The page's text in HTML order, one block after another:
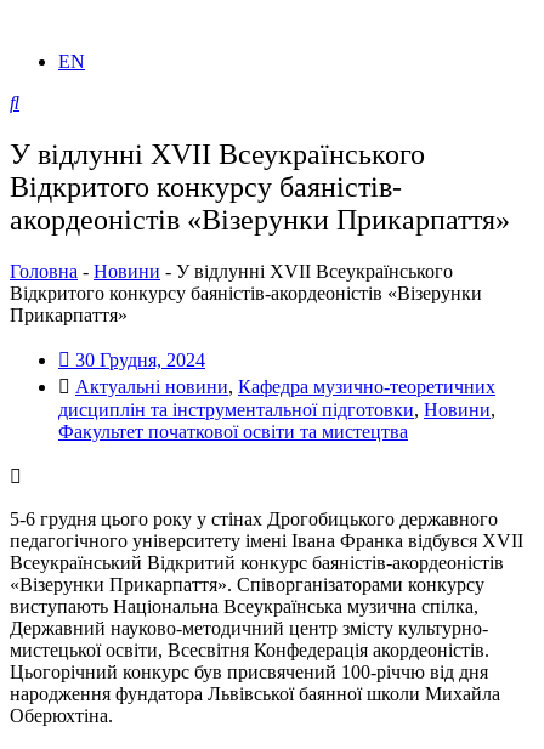
EN
У відлунні XVII Всеукраїнського
Відкритого конкурсу баяністів-
акордеоністів «Візерунки Прикарпаття»
Головна - Новини - У відлунні XVII Всеукраїнського
Відкритого конкурсу баяністів-акордеоністів «Візерунки
Прикарпаття»
30 Грудня, 2024
Актуальні новини, Кафедра музично-теоретичних
дисциплін та інструментальної підготовки, Новини,
Факультет початкової освіти та мистецтва
5-6 грудня цього року у стінах Дрогобицького державного
педагогічного університету імені Івана Франка відбувся XVII
Всеукраїнський Відкритий конкурс баяністів-акордеоністів
«Візерунки Прикарпаття». Співорганізаторами конкурсу
виступають Національна Всеукраїнська музична спілка,
Державний науково-методичний центр змісту культурно-
мистецької освіти, Всесвітня Конфедерація акордеоністів.
Цьогорічний конкурс був присвячений 100-річчю від дня
народження фундатора Львівської баянної школи Михайла
Оберюхтіна.